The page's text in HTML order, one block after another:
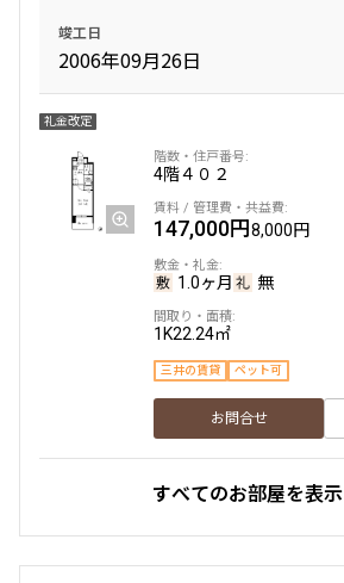
竣工日
2006年09月26日
礼金改定
4階４０２
147,000円8,000円
1.0ヶ月 無
1K22.24㎡
三井の賃貸 ペット可
お問合せ
すべてのお部屋を表示